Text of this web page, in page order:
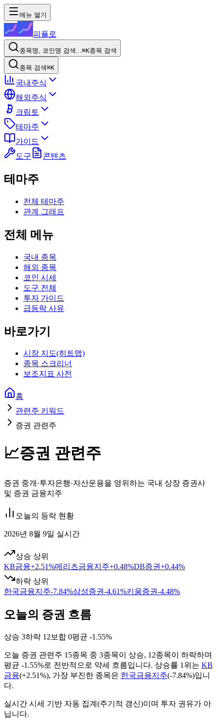
메뉴 열기
피플로
종목명, 코인명 검색...⌘K종목 검색
종목 검색⌘K
국내주식
해외주식
크립토
테마주
가이드
도구
콘텐츠
테마주
전체 테마주
관계 그래프
전체 메뉴
국내 종목
해외 종목
코인 시세
도구 전체
투자 가이드
급등락 사유
바로가기
시장 지도(히트맵)
종목 스크리너
보조지표 사전
홈
관련주 키워드
증권 관련주
📈증권 관련주
증권 중개·투자은행·자산운용을 영위하는 국내 상장 증권사
및 증권 금융지주
오늘의 등락 현황
2026년 8월 9일 실시간
상승 상위
KB금융+2.51%메리츠금융지주+0.48%DB증권+0.44%
하락 상위
한국금융지주-7.84%삼성증권-4.61%키움증권-4.48%
오늘의 증권 흐름
상승 3하락 12 보합 0평균 -1.55%
오늘 증권 관련주 15종목 중 3종목이 상승, 12종목이 하락하며
평균 -1.55%로 전반적으로 약세 흐름입니다. 상승률 1위는 KB
금융(+2.51%), 가장 부진한 종목은 한국금융지주(-7.84%)입니
다.
실시간 시세 기반 자동 집계(주기적 갱신)이며 투자 권유가 아
닙니다.